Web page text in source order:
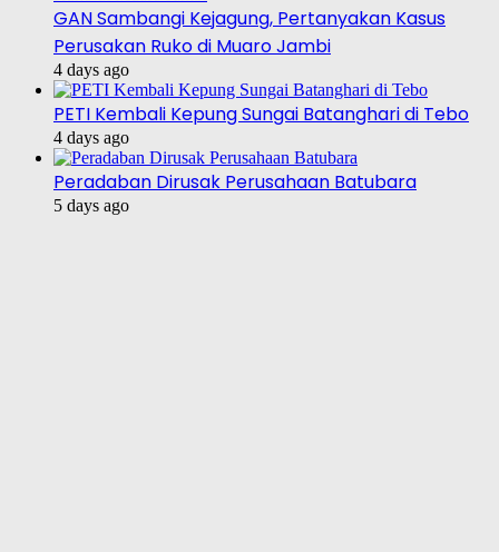
GAN Sambangi Kejagung, Pertanyakan Kasus
Perusakan Ruko di Muaro Jambi
4 days ago
PETI Kembali Kepung Sungai Batanghari di Tebo
4 days ago
Peradaban Dirusak Perusahaan Batubara
5 days ago